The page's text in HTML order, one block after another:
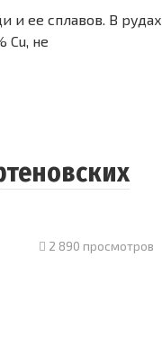
ее сплавов. В рудах
не
2 890 просмотров